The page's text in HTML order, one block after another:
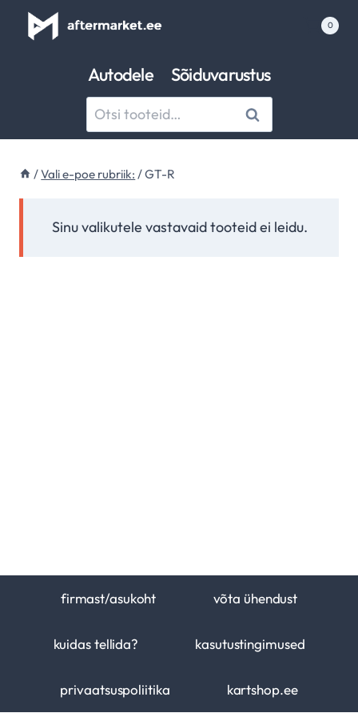
0
Autodele Sõiduvarustus
Otsi: Otsi
/Vali e-poe rubriik: /GT-R
Sinu valikutele vastavaid tooteid ei leidu.
firmast/asukoht võta ühendust
kuidas tellida? kasutustingimused
privaatsuspoliitika kartshop.ee